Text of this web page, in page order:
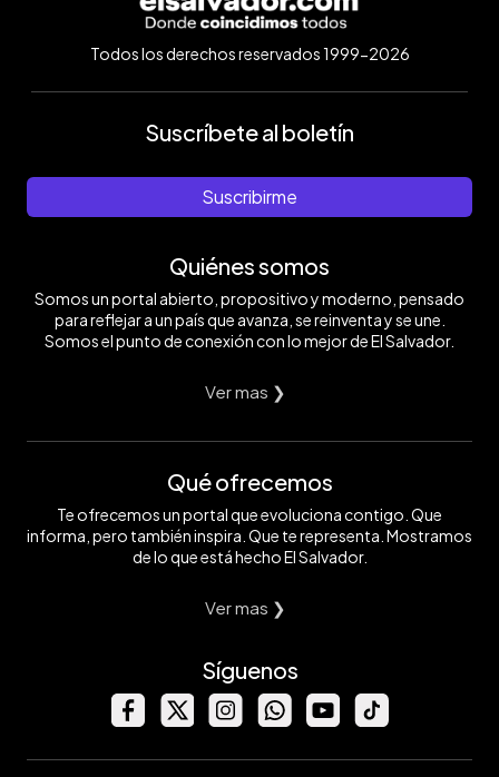
Todos los derechos reservados 1999-2026
Suscríbete al boletín
Suscribirme
Quiénes somos
Somos un portal abierto, propositivo y moderno, pensado
para reflejar a un país que avanza, se reinventa y se une.
Somos el punto de conexión con lo mejor de El Salvador.
Ver mas ❯
Qué ofrecemos
Te ofrecemos un portal que evoluciona contigo. Que
informa, pero también inspira. Que te representa. Mostramos
de lo que está hecho El Salvador.
Ver mas ❯
Síguenos